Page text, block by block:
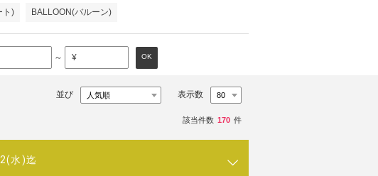
ト) BALLOON(バルーン)
～ ¥ OK
並び 表示数
該当件数 170 件
水)迄